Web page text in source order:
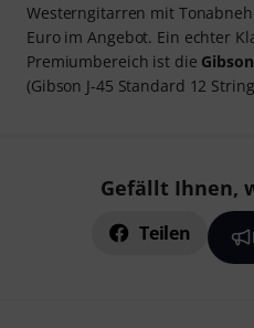
Westerngitarren mit
Euro im Angebot. Ein echter
Premiumbereich ist die Gibson
(Gibson J-45 Standard 12 String
Gefällt Ihnen,
Teilen